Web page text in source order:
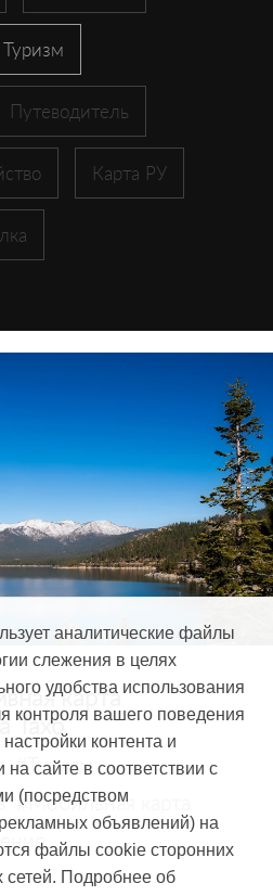
Туризм
Путеводитель
Карта РУ
карта
Тахо
#Туризм
#Мобильная карта
аналитические файлы
слежения в целях
удобства использования
контроля вашего поведения
контента и
сайте в соответствии с
(посредством
объявлений) на
файлы cookie сторонних
сетей. Подробнее об